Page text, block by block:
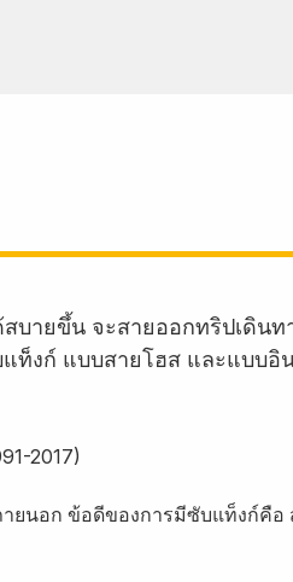
บายขึ้น จะสายออกทริปเดินท
ท็งก์ แบบสายโฮส และแบบอิ
2017)
ยนอก ข้อดีของการมีซับแท็งก์คือ